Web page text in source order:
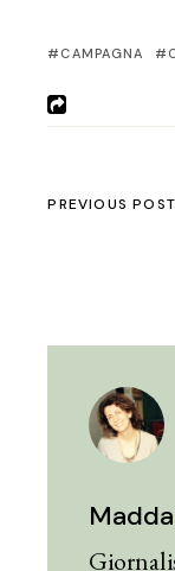
CAMPAGNA
PREVIOUS POST